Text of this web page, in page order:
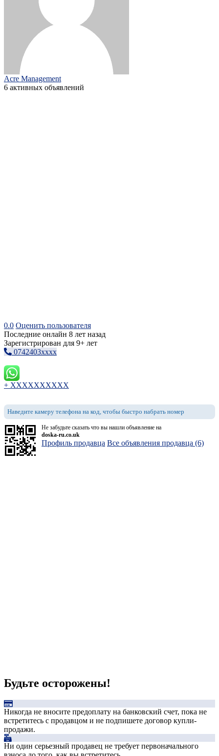
Acre Management
6 активных объявлений
0.0 Оценить пользователя
Последние онлайн 8 лет назад
Зарегистрирован для 9+ лет
0742403xxxx
+ XXXXXXXXXX
Наведите камеру телефона на код, чтобы быстро набрать номер
Не забудьте сказать что вы нашли объявление на
doska-ru.co.uk
Профиль продавца Все объявления продавца (6)
Будьте осторожены!
Никогда не вносите предоплату на банковский счет, пока не
встретитесь с продавцом и не подпишете договор купли-
продажи.
Ни один серьезный продавец не требует первоначального